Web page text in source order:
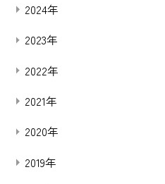
2024年
2023年
2022年
2021年
2020年
2019年